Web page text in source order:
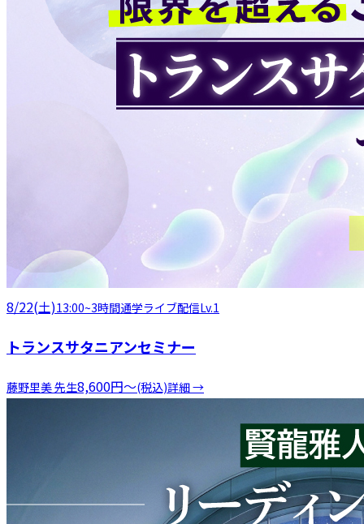
8/22(土)13:00~3時間通学ライブ配信Lv.1
トランスサタニアンセミナー
藤野里美先生8,600円〜(税込)詳細 →